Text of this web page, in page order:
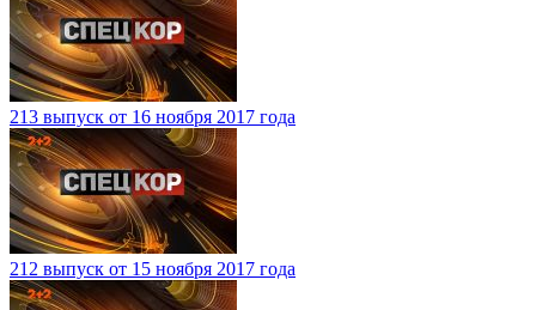
213 выпуск от 16 ноября 2017 года
212 выпуск от 15 ноября 2017 года